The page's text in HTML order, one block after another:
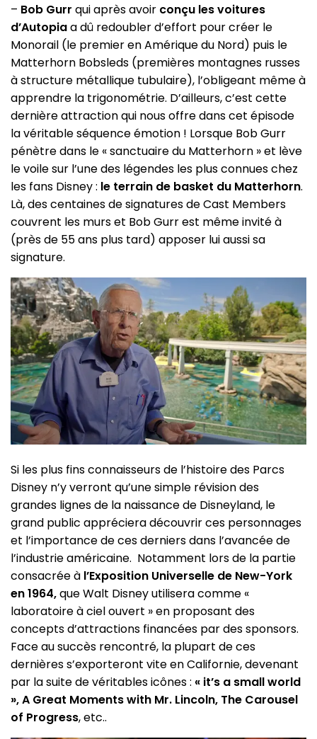
– Bob Gurr qui après avoir conçu les voitures
d’Autopiaa dû redoubler d’effort pour créer le
Monorail (le premier en Amérique du Nord) puis le
Matterhorn Bobsleds (premières montagnes russes
à structure métallique tubulaire), l’obligeant même à
apprendre la trigonométrie. D’ailleurs, c’est cette
dernière attraction qui nous offre dans cet épisode
la véritable séquence émotion ! Lorsque Bob Gurr
pénètre dans le « sanctuaire du Matterhorn » et lève
le voile sur l’une des légendes les plus connues chez
les fans Disney : le terrain de basket du Matterhorn.
Là, des centaines de signatures de Cast Members
couvrent les murs et Bob Gurr est même invité à
(près de 55 ans plus tard) apposer lui aussi sa
signature.
Si les plus fins connaisseurs de l’histoire des Parcs
Disney n’y verront qu’une simple révision des
grandes lignes de la naissance de Disneyland, le
grand public appréciera découvrir ces personnages
et l’importance de ces derniers dans l’avancée de
l’industrie américaine. Notamment lors de la partie
consacrée à l’Exposition Universelle de New-York
en 1964,que Walt Disney utilisera comme «
laboratoire à ciel ouvert » en proposant des
concepts d’attractions financées par des sponsors.
Face au succès rencontré, la plupart de ces
dernières s’exporteront vite en Californie, devenant
par la suite de véritables icônes : « it’s a small world
», A Great Moments with Mr. Lincoln, The Carousel
of Progress, etc..